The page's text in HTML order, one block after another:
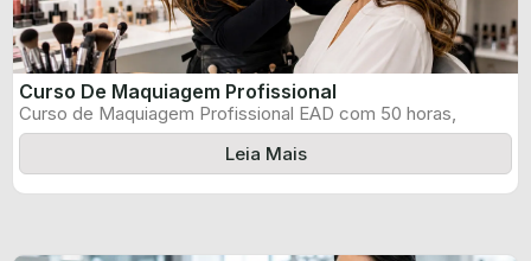
Curso De Maquiagem Profissional
Curso de Maquiagem Profissional EAD com 50 horas,
certificado informado pelo produtor e ...
Leia Mais